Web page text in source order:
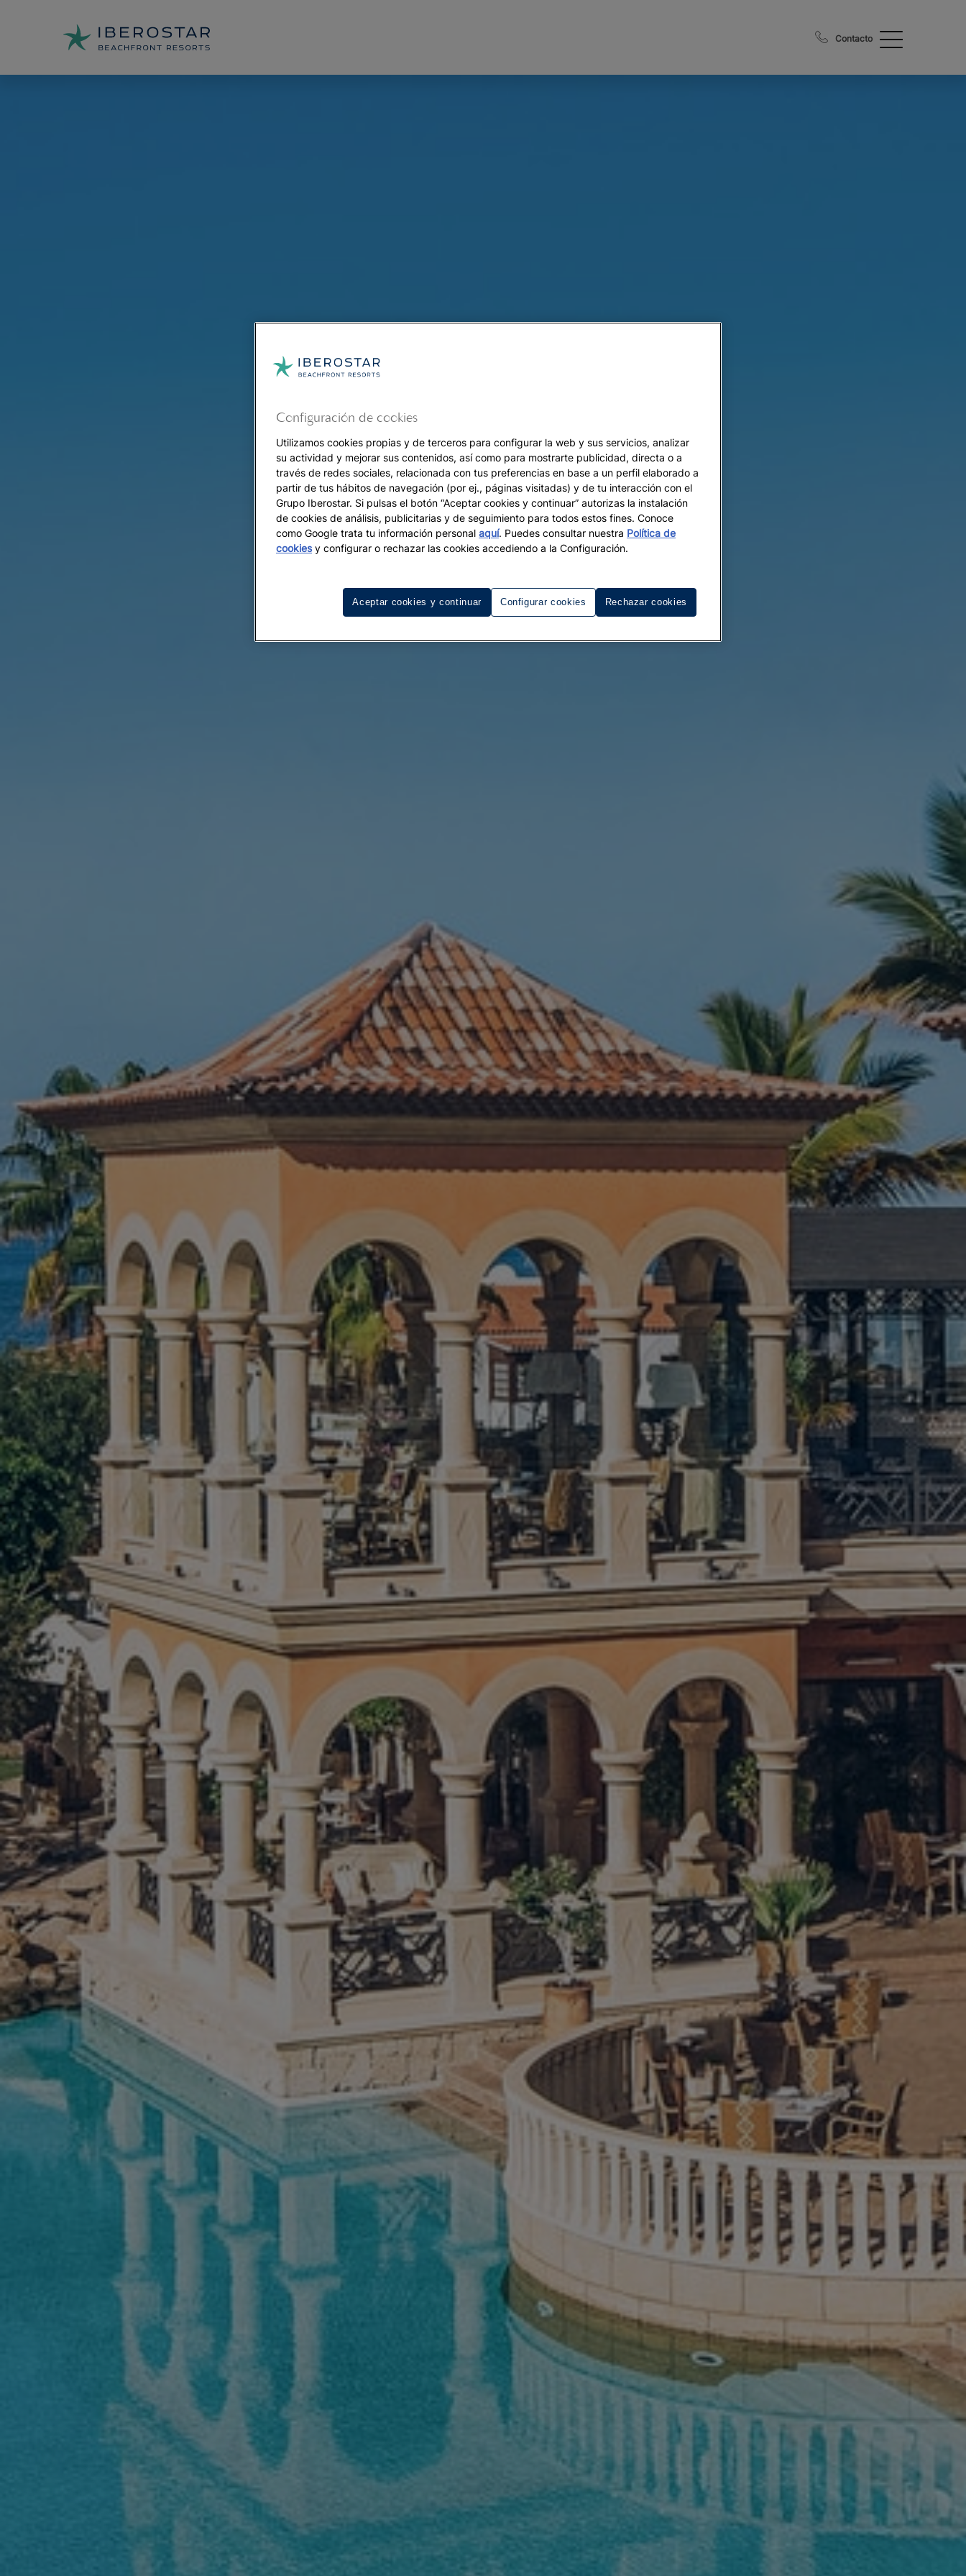
Contacto
Configuración de cookies
Utilizamos cookies propias y de terceros para configurar la web y sus servicios, analizar
su actividad y mejorar sus contenidos, así como para mostrarte publicidad, directa o a
través de redes sociales, relacionada con tus preferencias en base a un perfil elaborado a
partir de tus hábitos de navegación (por ej., páginas visitadas) y de tu interacción con el
Grupo Iberostar. Si pulsas el botón “Aceptar cookies y continuar” autorizas la instalación
de cookies de análisis, publicitarias y de seguimiento para todos estos fines. Conoce
como Google trata tu información personal aquí. Puedes consultar nuestra Política de
cookiesy configurar o rechazar las cookies accediendo a la Configuración.
Configurar cookies Rechazar cookies
Aceptar cookies y continuar